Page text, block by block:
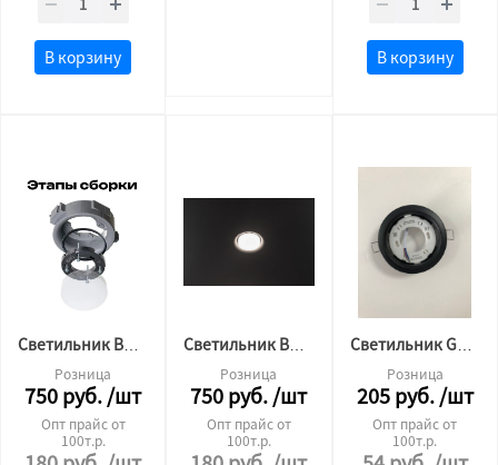
В корзину В корзину
Розница
750руб./шт
Опт прайс от
100т.р.
Розница
750руб./шт
Опт прайс от
100т.р.
Светильник GX53 черный Мат
Розница
205руб./шт
Опт прайс от
100т.р.